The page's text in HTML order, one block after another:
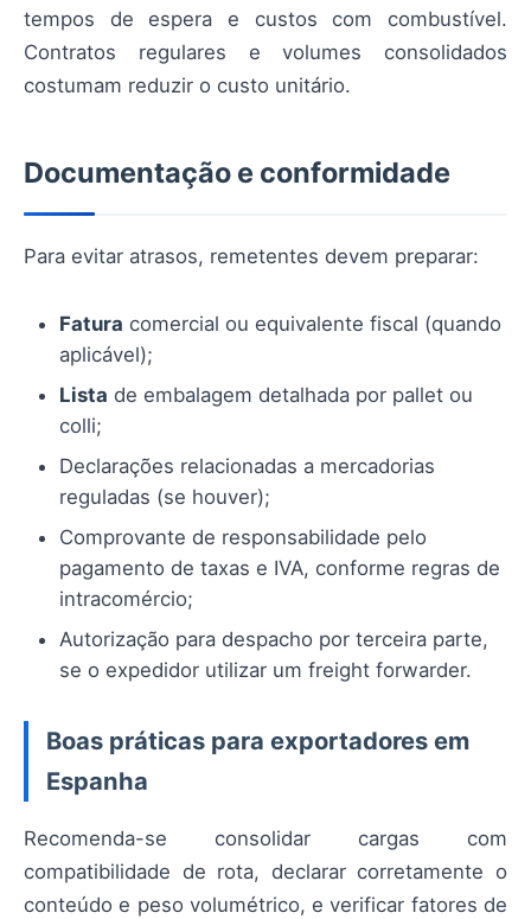
tempos de espera e custos com combustível.
Contratos regulares e volumes consolidados
costumam reduzir o custo unitário.
Documentação e conformidade
Para evitar atrasos, remetentes devem preparar:
Fatura comercial ou equivalente fiscal (quando
aplicável);
Lista de embalagem detalhada por pallet ou
colli;
Declarações relacionadas a mercadorias
reguladas (se houver);
Comprovante de responsabilidade pelo
pagamento de taxas e IVA, conforme regras de
intracomércio;
Autorização para despacho por terceira parte,
se o expedidor utilizar um freight forwarder.
Boas práticas para exportadores em
Espanha
Recomenda-se consolidar cargas com
compatibilidade de rota, declarar corretamente o
conteúdo e peso volumétrico, e verificar fatores de